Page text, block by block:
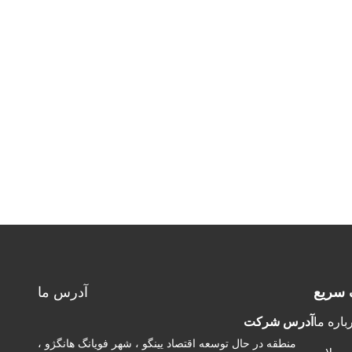
سریع
ما
آدرس ما
آدرس شرکت
منطقه در حال توسعه اقتصاد یینگو ، شهر فویانگ هانگژو ،